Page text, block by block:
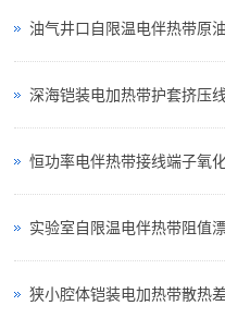
油气井口自限温电伴热带原
深海铠装电加热带护套挤压
恒功率电伴热带接线端子氧
实验室自限温电伴热带阻值
狭小腔体铠装电加热带散热